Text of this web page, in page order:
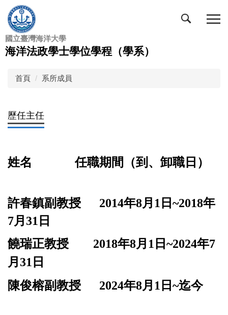
跳
到
主
要
內
國立臺灣海洋大學
海洋法政學士學位學程（學系）
首頁 系所成員
歷任主任
姓名 任職期間（到、卸職日）
許春鎮副教授 2014年8月 1日~2018年
7月 31 日
饒瑞正教授 2018年8月 1 日~2024年7
月31日
陳俊榕副教授 2024年8月 1 日~迄今